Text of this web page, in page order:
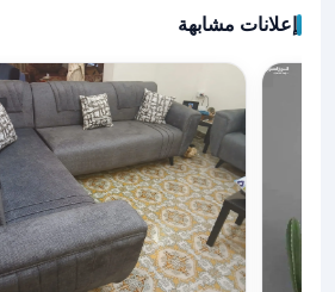
إعلانات مشابهة